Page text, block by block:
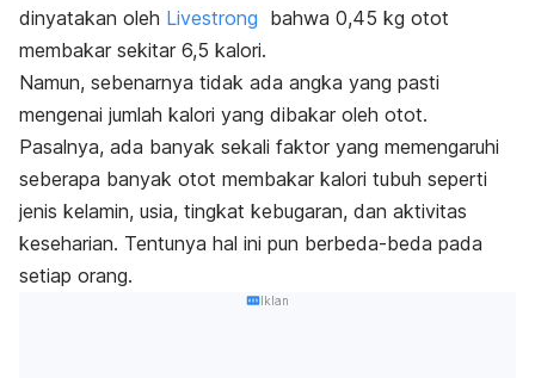
dinyatakan oleh Livestrong bahwa 0,45 kg otot
membakar sekitar 6,5 kalori.
Namun, sebenarnya tidak ada angka yang pasti
mengenai jumlah kalori yang dibakar oleh otot.
Pasalnya, ada banyak sekali faktor yang memengaruhi
seberapa banyak otot membakar kalori tubuh seperti
jenis kelamin, usia, tingkat kebugaran, dan aktivitas
keseharian. Tentunya hal ini pun berbeda-beda pada
setiap orang.
Iklan